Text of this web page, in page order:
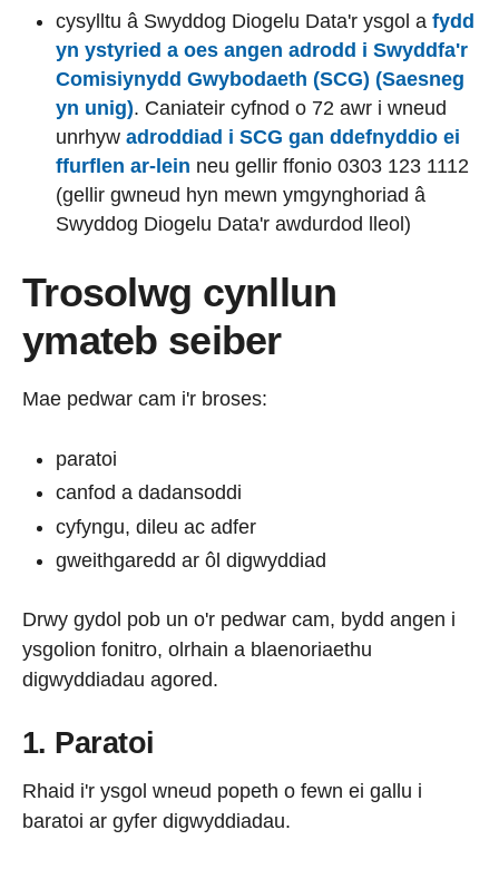
cysylltu â Swyddog Diogelu Data'r ysgol a fydd
yn ystyried a oes angen adrodd i Swyddfa'r
Comisiynydd Gwybodaeth (SCG) (Saesneg
yn unig). Caniateir cyfnod o 72 awr i wneud
unrhyw adroddiad i SCG gan ddefnyddio ei
ffurflen ar-lein neu gellir ffonio 0303 123 1112
(gellir gwneud hyn mewn ymgynghoriad â
Swyddog Diogelu Data'r awdurdod lleol)
Trosolwg cynllun
ymateb seiber
Mae pedwar cam i'r broses:
paratoi
canfod a dadansoddi
cyfyngu, dileu ac adfer
gweithgaredd ar ôl digwyddiad
Drwy gydol pob un o'r pedwar cam, bydd angen i
ysgolion fonitro, olrhain a blaenoriaethu
digwyddiadau agored.
1. Paratoi
Rhaid i'r ysgol wneud popeth o fewn ei gallu i
baratoi ar gyfer digwyddiadau.